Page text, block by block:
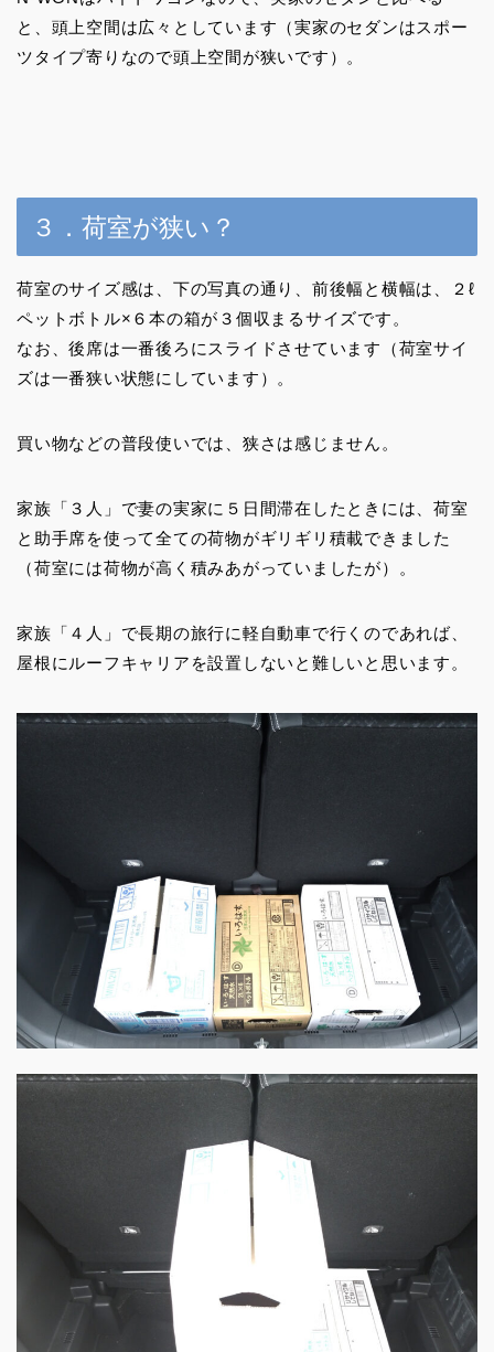
と、頭上空間は広々としています（実家のセダンはスポー
ツタイプ寄りなので頭上空間が狭いです）。
３．荷室が狭い？
荷室のサイズ感は、下の写真の通り、前後幅と横幅は、２ℓ
ペットボトル×６本の箱が３個収まるサイズです。
なお、後席は一番後ろにスライドさせています（荷室サイ
ズは一番狭い状態にしています）。
買い物などの普段使いでは、狭さは感じません。
家族「３人」で妻の実家に５日間滞在したときには、荷室
と助手席を使って全ての荷物がギリギリ積載できました
（荷室には荷物が高く積みあがっていましたが）。
家族「４人」で長期の旅行に軽自動車で行くのであれば、
屋根にルーフキャリアを設置しないと難しいと思います。